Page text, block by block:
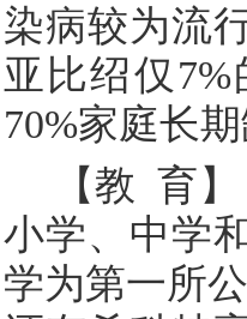
染病较为流
亚比绍仅
70%家庭长
【教 育
小学、中学
学为第一所